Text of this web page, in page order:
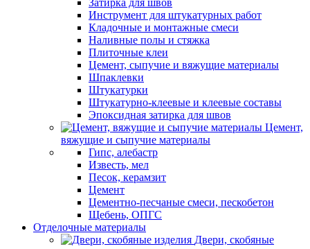
Затирка для швов
Инструмент для штукатурных работ
Кладочные и монтажные смеси
Наливные полы и стяжка
Плиточные клеи
Цемент, сыпучие и вяжущие материалы
Шпаклевки
Штукатурки
Штукатурно-клеевые и клеевые составы
Эпоксидная затирка для швов
Цемент,
вяжущие и сыпучие материалы
Гипс, алебастр
Известь, мел
Песок, керамзит
Цемент
Цементно-песчаные смеси, пескобетон
Щебень, ОПГС
Отделочные материалы
Двери, скобяные